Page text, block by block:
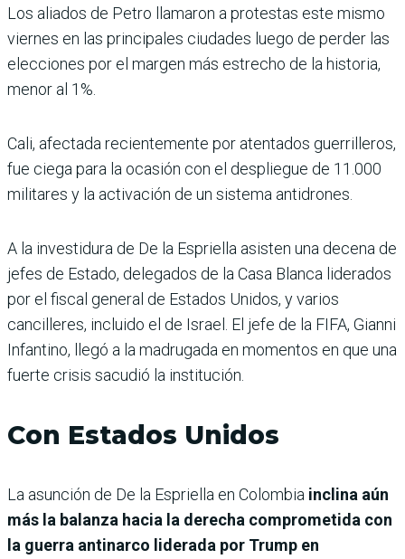
Los aliados de Petro llamaron a protestas este mismo
viernes en las principales ciudades luego de perder las
elecciones por el margen más estrecho de la historia,
menor al 1%.
Cali, afectada recientemente por atentados guerrilleros,
fue ciega para la ocasión con el despliegue de 11.000
militares y la activación de un sistema antidrones.
A la investidura de De la Espriella asisten una decena de
jefes de Estado, delegados de la Casa Blanca liderados
por el fiscal general de Estados Unidos, y varios
cancilleres, incluido el de Israel. El jefe de la FIFA, Gianni
Infantino, llegó a la madrugada en momentos en que una
fuerte crisis sacudió la institución.
Con Estados Unidos
La asunción de De la Espriella en Colombia inclina aún
más la balanza hacia la derecha comprometida con
la guerra antinarco liderada por Trump en